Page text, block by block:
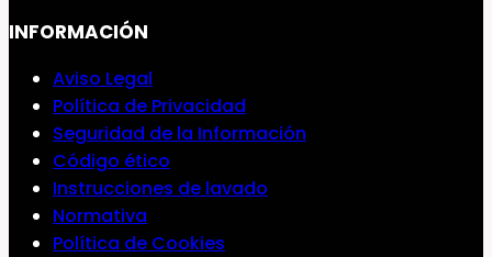
INFORMACIÓN
Aviso Legal
Política de Privacidad
Seguridad de la Información
Código ético
Instrucciones de lavado
Normativa
Política de Cookies